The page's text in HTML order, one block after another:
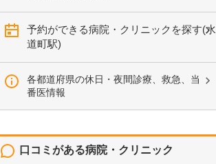
予約ができる病院・クリニックを探す(水
道町駅)
各都道府県の休日・夜間診療、救急、当
番医情報
口コミがある病院・クリニック